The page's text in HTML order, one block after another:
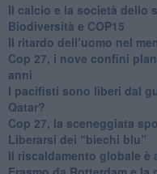
​Il calcio e la società dello
Biodiversità e COP15
​Il ritardo dell’uomo nel
​Cop 27, i nove confini
anni
​I pacifisti sono liberi dal
Qatar?
​Cop 27, la sceneggiata
​Liberarsi dei “biechi blu”
Il riscaldamento globale è